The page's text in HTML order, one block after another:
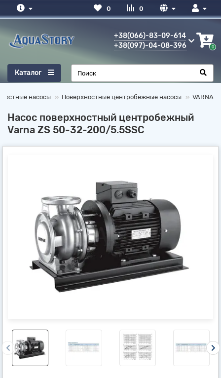
0
0
+38(066)-83-09-614
+38(097)-04-08-396
0
Каталог
насосы Поверхностные центробежные насосы VARNA
Насос поверхностный центробежный
Varna ZS 50-32-200/5.5SSC